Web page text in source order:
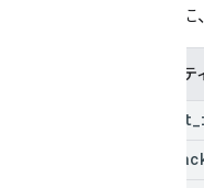
次の表に、
プロパテ
client